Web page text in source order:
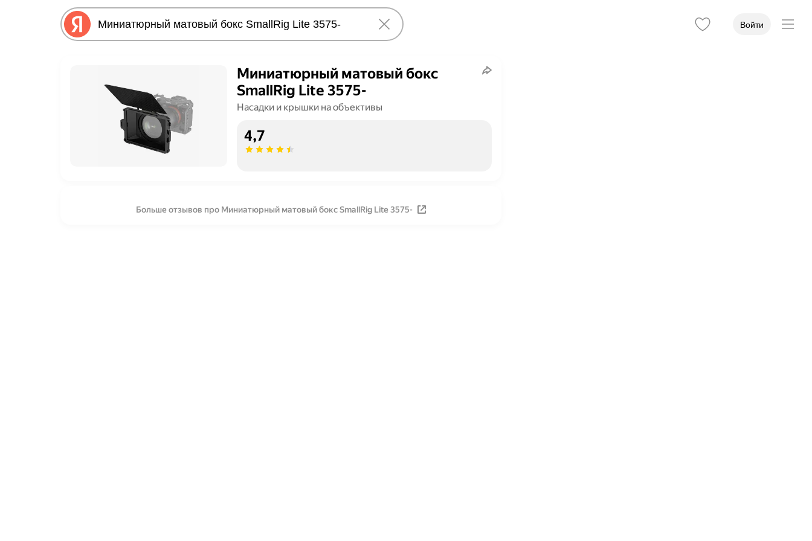
Войти
Миниатюрный матовый бокс
SmallRig Lite 3575-
Насадки и крышки на объективы
4,7
Больше отзывов про Миниатюрный матовый бокс SmallRig Lite 3575-